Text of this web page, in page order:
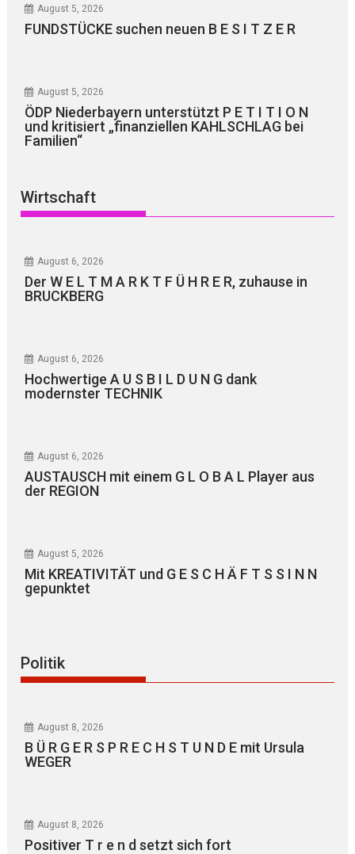
August 5, 2026
FUNDSTÜCKE suchen neuen B E S I T Z E R
August 5, 2026
ÖDP Niederbayern unterstützt P E T I T I O N
und kritisiert „finanziellen KAHLSCHLAG bei
Familien“
Wirtschaft
August 6, 2026
Der W E L T M A R K T F Ü H R E R, zuhause in
BRUCKBERG
August 6, 2026
Hochwertige A U S B I L D U N G dank
modernster TECHNIK
August 6, 2026
AUSTAUSCH mit einem G L O B A L Player aus
der REGION
August 5, 2026
Mit KREATIVITÄT und G E S C H Ä F T S S I N N
gepunktet
Politik
August 8, 2026
B Ü R G E R S P R E C H S T U N D E mit Ursula
WEGER
August 8, 2026
Positiver T r e n d setzt sich fort